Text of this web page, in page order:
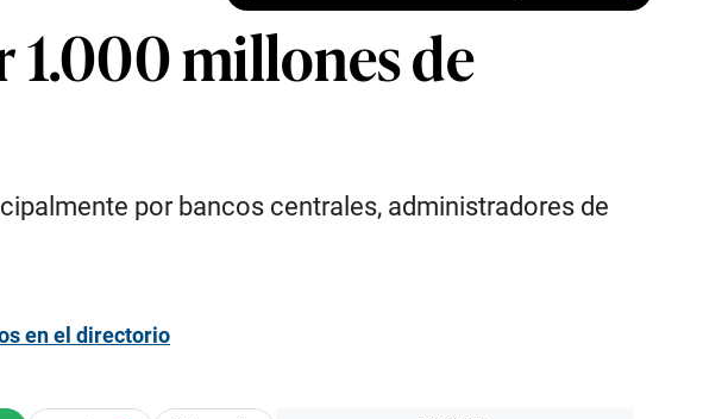
1.000 millones de
por bancos centrales, administradores de
en el directorio